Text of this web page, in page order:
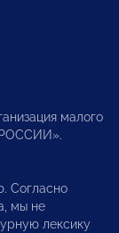
малого
РОССИИ».
Согласно
мы не
лексику